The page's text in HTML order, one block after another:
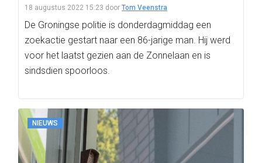
18 augustus 2022 15:23 door Tom Veenstra
De Groningse politie is donderdagmiddag een
zoekactie gestart naar een 86-jarige man. Hij werd
voor het laatst gezien aan de Zonnelaan en is
sindsdien spoorloos.
NIEUWS